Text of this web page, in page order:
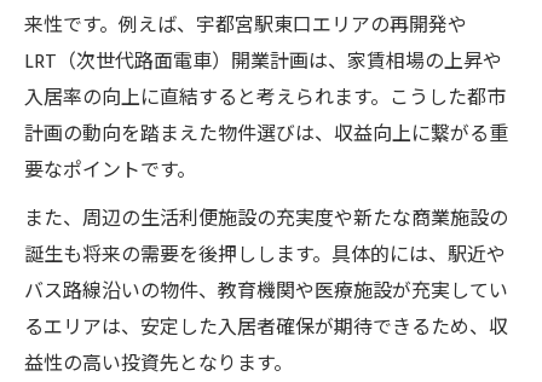
来性です。例えば、宇都宮駅東口エリアの再開発や
LRT（次世代路面電車）開業計画は、家賃相場の上昇や
入居率の向上に直結すると考えられます。こうした都市
計画の動向を踏まえた物件選びは、収益向上に繋がる重
要なポイントです。
また、周辺の生活利便施設の充実度や新たな商業施設の
誕生も将来の需要を後押しします。具体的には、駅近や
バス路線沿いの物件、教育機関や医療施設が充実してい
るエリアは、安定した入居者確保が期待できるため、収
益性の高い投資先となります。